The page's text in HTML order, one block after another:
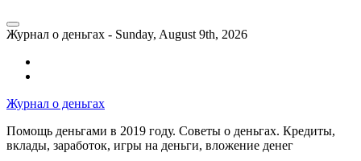
Журнал о деньгах - Sunday, August 9th, 2026
банка
24
для
взять
WebMoney?
Журнал о деньгах
Помощь деньгами в 2019 году. Советы о деньгах. Кредиты,
вклады, заработок, игры на деньги, вложение денег